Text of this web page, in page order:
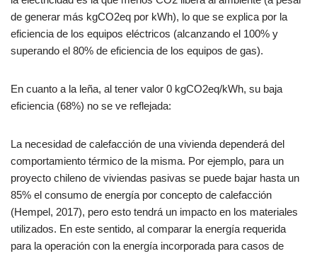
de generar más kgCO2eq por kWh), lo que se explica por la
eficiencia de los equipos eléctricos (alcanzando el 100% y
superando el 80% de eficiencia de los equipos de gas).
En cuanto a la leña, al tener valor 0 kgCO2eq/kWh, su baja
eficiencia (68%) no se ve reflejada:
La necesidad de calefacción de una vivienda dependerá del
comportamiento térmico de la misma. Por ejemplo, para un
proyecto chileno de viviendas pasivas se puede bajar hasta un
85% el consumo de energía por concepto de calefacción
(Hempel, 2017), pero esto tendrá un impacto en los materiales
utilizados. En este sentido, al comparar la energía requerida
para la operación con la energía incorporada para casos de